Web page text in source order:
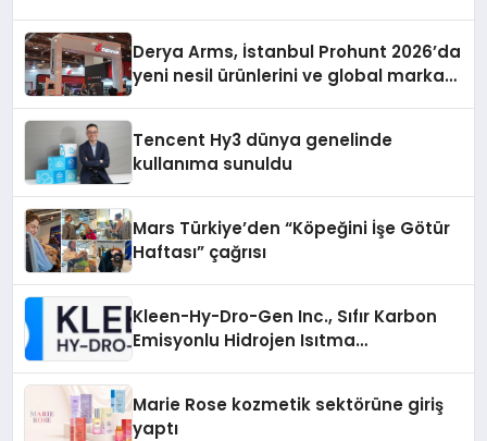
Derya Arms, İstanbul Prohunt 2026’da
yeni nesil ürünlerini ve global marka
Tencent Hy3 dünya genelinde
kullanıma sunuldu
Mars Türkiye’den “Köpeğini İşe Götür
Haftası” çağrısı
Kleen-Hy-Dro-Gen Inc., Sıfır Karbon
Emisyonlu Hidrojen Isıtma
Marie Rose kozmetik sektörüne giriş
yaptı